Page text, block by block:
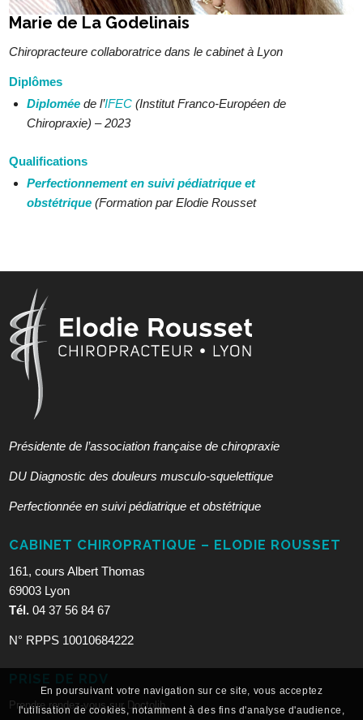
Marie de La Godelinais
Chiropracteure collaboratrice dans le cabinet à Lyon
Diplômes
Diploméede l’IFEC (Institut Franco-Européen de
Chiropraxie) – 2023
Qualifications
Perfectionnement en suivi pédiatrique et
obstétrique(Formation par Elodie Rousset
Présidente de l’association française de chiropraxie
DU Diagnostic des douleurs musculo-squelettique
Perfectionnée en suivi pédiatrique et obstétrique
CABINET CHIROPRATIQUE – ELODIE ROUSSET
161, cours Albert Thomas
69003 Lyon
Tél. 04 37 56 84 67
N° RPPS 10010684222
Prendre rendez-vous sur Doctolib
En poursuivant votre navigation sur ce site, vous acceptez
l'utilisation de cookies, notamment à des fins d'analyse d'audience,